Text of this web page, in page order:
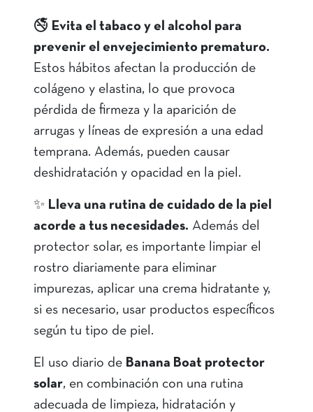
🚭 Evita el tabaco y el alcohol para
prevenir el envejecimiento prematuro.
Estos hábitos afectan la producción de
colágeno y elastina, lo que provoca
pérdida de firmeza y la aparición de
arrugas y líneas de expresión a una edad
temprana. Además, pueden causar
deshidratación y opacidad en la piel.
✨ Lleva una rutina de cuidado de la piel
acorde a tus necesidades. Además del
protector solar, es importante limpiar el
rostro diariamente para eliminar
impurezas, aplicar una crema hidratante y,
si es necesario, usar productos específicos
según tu tipo de piel.
El uso diario de Banana Boat protector
solar, en combinación con una rutina
adecuada de limpieza, hidratación y